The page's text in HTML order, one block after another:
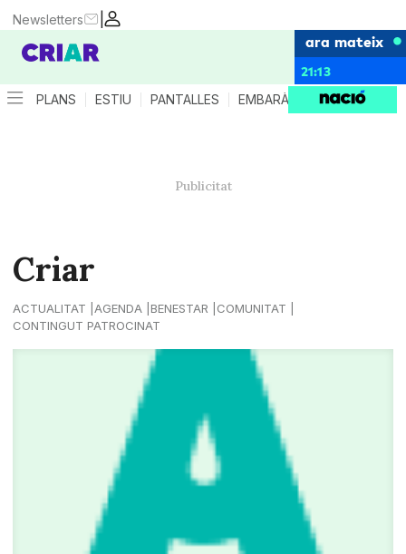
|
Newsletters
ara mateix
21:13
PLANS ESTIU PANTALLES EMBARÀS CRIANÇA
Criar
ACTUALITAT AGENDA BENESTAR
COMUNITAT
CONTINGUT PATROCINAT